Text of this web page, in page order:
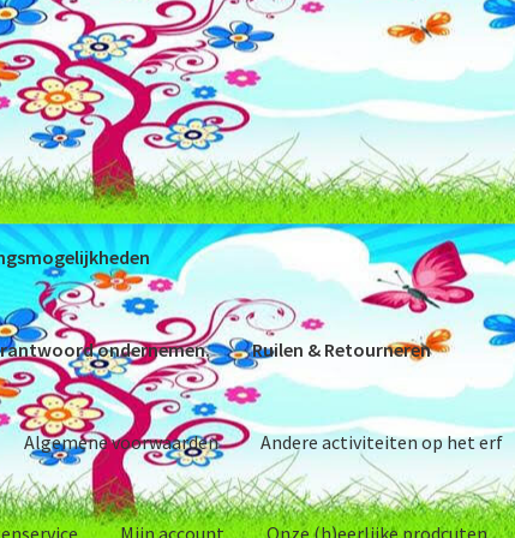
ondernemen. Ruilen & Retourneren
Algemene voorwaarden Andere activiteiten op het erf